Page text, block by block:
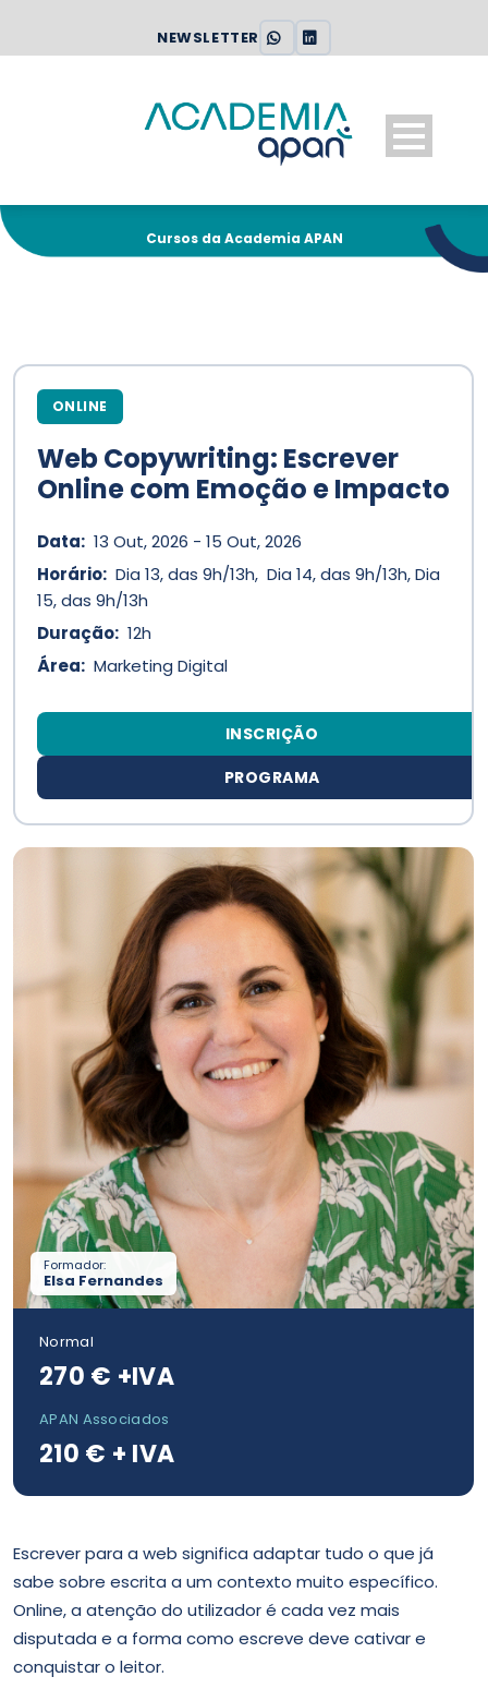
NEWSLETTER
Cursos da Academia APAN
ONLINE
Web Copywriting: Escrever
Online com Emoção e Impacto
Data: 13 Out, 2026 - 15 Out, 2026
Horário: Dia 13, das 9h/13h, Dia 14, das 9h/13h, Dia
15, das 9h/13h
Duração: 12h
Área: Marketing Digital
INSCRIÇÃO
PROGRAMA
Formador:
Elsa Fernandes
Normal
270 € +IVA
APAN Associados
210 € + IVA
Escrever para a web significa adaptar tudo o que já
sabe sobre escrita a um contexto muito específico.
Online, a atenção do utilizador é cada vez mais
disputada e a forma como escreve deve cativar e
conquistar o leitor.